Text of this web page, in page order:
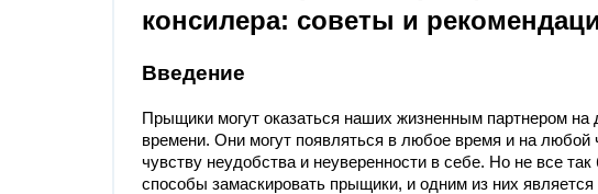
консилера: советы и
Введение
Прыщики могут оказаться наших жизненным партнером
времени. Они могут появляться в любое время и на любой
чувству неудобства и неуверенности в себе. Но не все
способы замаскировать прыщики, и одним из них является